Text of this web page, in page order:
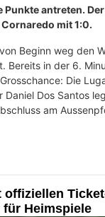
Punkte antreten.
mit 1:0.
Beginn weg den
Bereits in der 6.
Die
Daniel Dos Santos
am
offiziellen
Heimspiele